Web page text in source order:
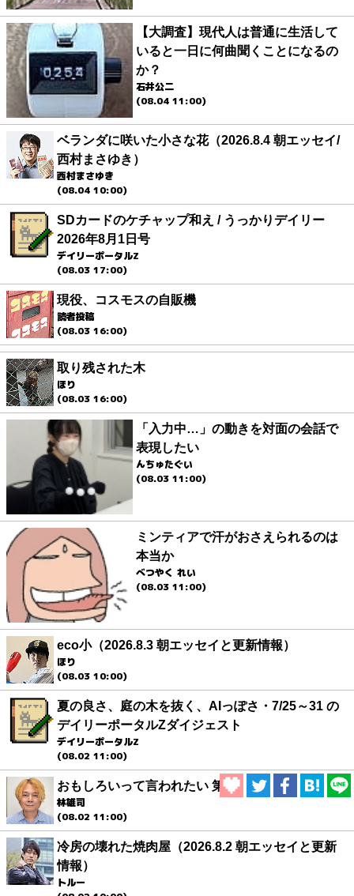
【大調査】現代人は普通に生活して
いると一日に何曲聞くことになるの
か？
石井公二
(08.04 11:00)
ベランダに咲いた小さな花（2026.8.4 朝エッセイ/
西村まさゆき）
西村まさゆき
(08.04 10:00)
SDカードのケチャップ和え / うっかりデイリー
2026年8月1日号
デイリーポータルZ
(08.03 17:00)
現役、コスモスの自販機
読者投稿
(08.03 16:00)
取り残された木
ほり
(08.03 16:00)
「入力中…」の動きを対面の会話で
表現したい
んちゅたぐい
(08.03 11:00)
ミンティアで汗がおさえられるのは
本当か
べつやく れい
(08.03 11:00)
eco小（2026.8.3 朝エッセイと更新情報）
ほり
(08.03 10:00)
夏の良さ、庭の木を抜く、AIっぽさ・7/25～31 の
デイリーポータルZダイジェスト
デイリーポータルZ
(08.02 11:00)
おもしろいって言われたい 第1回
林雄司
(08.02 11:00)
冷房の壊れた焼肉屋（2026.8.2 朝エッセイと更新
情報）
トルー